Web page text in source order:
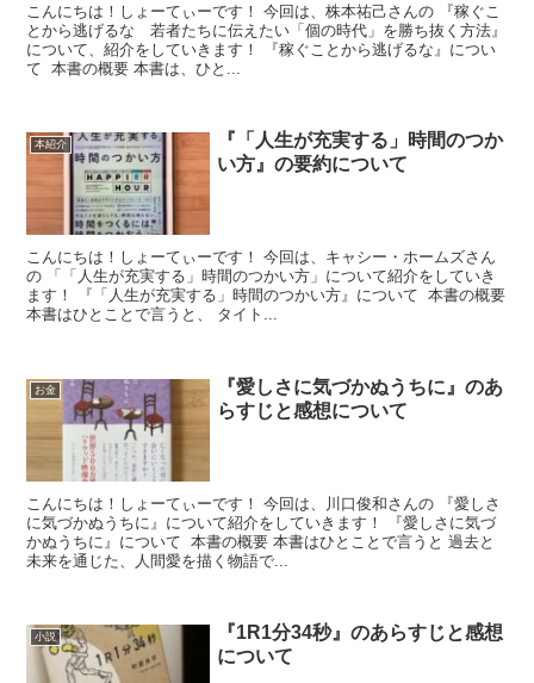
こんにちは！しょーてぃーです！ 今回は、株本祐己さんの 『稼ぐこ
とから逃げるな 若者たちに伝えたい「個の時代」を勝ち抜く方法』
について、紹介をしていきます！ 『稼ぐことから逃げるな』につい
て 本書の概要 本書は、ひと...
本紹介
『「人生が充実する」時間のつか
い方』の要約について
こんにちは！しょーてぃーです！ 今回は、キャシー・ホームズさん
の 「「人生が充実する」時間のつかい方」について紹介をしていき
ます！ 『「人生が充実する」時間のつかい方』について 本書の概要
本書はひとことで言うと、 タイト...
お金
『愛しさに気づかぬうちに』のあ
らすじと感想について
こんにちは！しょーてぃーです！ 今回は、川口俊和さんの 『愛しさ
に気づかぬうちに』について紹介をしていきます！ 『愛しさに気づ
かぬうちに』について 本書の概要 本書はひとことで言うと 過去と
未来を通じた、人間愛を描く物語で...
小説
『1R1分34秒』のあらすじと感想
について